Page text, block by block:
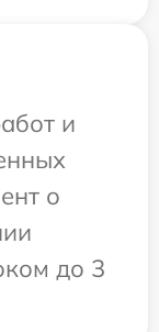
и
о
до 3